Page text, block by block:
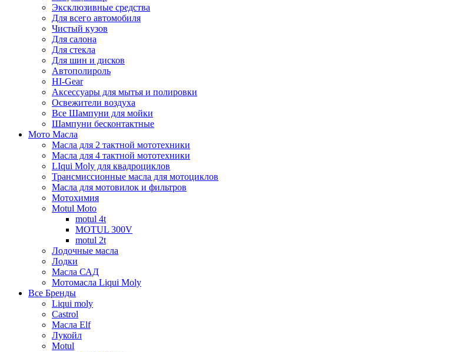
Эксклюзивные средства
Для всего автомобиля
Чистый кузов
Для салона
Для стекла
Для шин и дисков
Автополироль
HI-Gear
Аксессуары для мытья и полировки
Освежители воздуха
Все Шампуни для мойки
Шампуни бесконтактные
Мото Масла
Масла для 2 тактной мототехники
Масла для 4 тактной мототехники
LIqui Moly для квадроциклов
Трансмиссионные масла для мотоциклов
Масла для мотовилок и фильтров
Мотохимия
Motul Moto
motul 4t
MOTUL 300V
motul 2t
Лодочные масла
Лодки
Масла САД
Мотомасла Liqui Moly
Все Бренды
Liqui moly
Castrol
Масла Elf
Лукойл
Motul